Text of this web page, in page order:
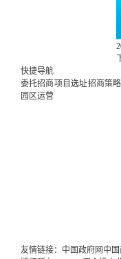
快捷导航
委托招商项目选址招商策略
园区运营
友情链接： 中国政府网 中